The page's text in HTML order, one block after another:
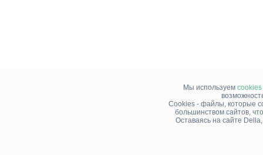
Мы используем cookies
Cookies - файлы, которые
большинством сайтов,
Оставаясь на сайте